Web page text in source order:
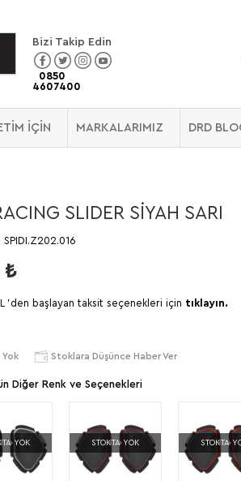
Bizi Takip Edin
0850
4607400
İÇİN MARKALARIMIZ DRD
SLIDER SİYAH SARI
SPIDI.Z202.016
₺
'den başlayan taksit seçenekleri için tıklayın.
Stoklara Düşünce Haber Ver
Diğer Renk ve Seçenekleri
YOK STOKTA YOK STOKTA